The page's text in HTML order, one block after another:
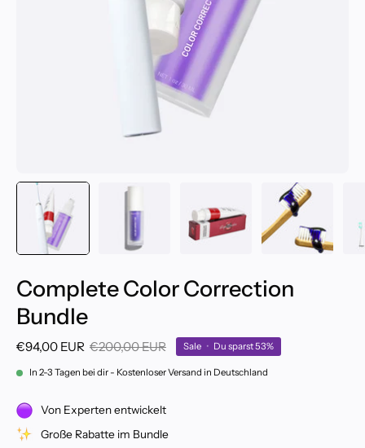
Complete Color Correction
Bundle
€94,00 EUR €200,00 EUR Sale • Du sparst53%
In 2-3 Tagen bei dir - Kostenloser Versand in Deutschland
Von Experten entwickelt
Große Rabatte im Bundle